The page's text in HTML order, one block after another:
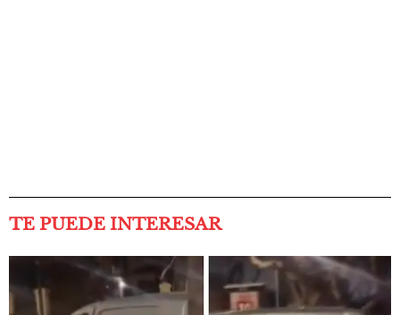
TE PUEDE INTERESAR